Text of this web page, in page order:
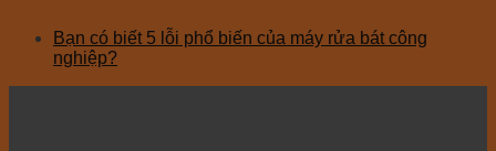
Bạn có biết 5 lỗi phổ biến của máy rửa bát công
nghiệp?